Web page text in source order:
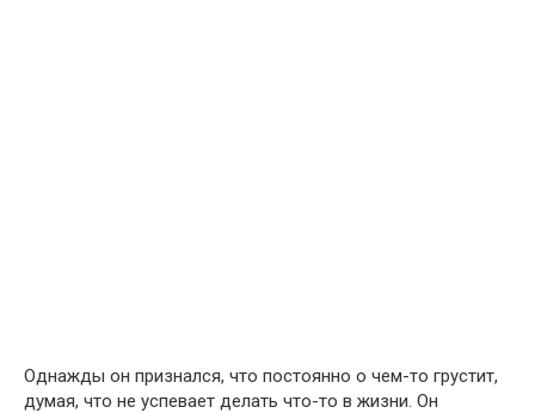
Однажды он признался, что постоянно о чем-то грустит,
думая, что не успевает делать что-то в жизни. Он